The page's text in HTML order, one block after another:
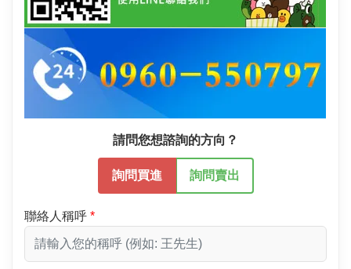
請問您想諮詢的方向？
詢問買進 詢問賣出
聯絡人稱呼